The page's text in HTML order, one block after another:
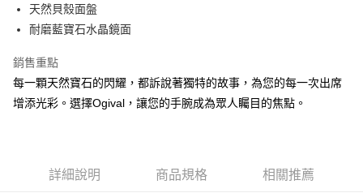
天然貝殼面盤
耐磨藍寶石水晶鏡面
銷售重點
每一顆天然寶石的閃耀，都訴說著獨特的故事，為您的每一次出席
增添光彩。選擇Ogival，讓您的手腕成為眾人矚目的焦點。
詳細說明 商品規格 相關推薦